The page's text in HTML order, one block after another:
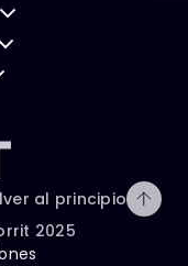
al principio
2025